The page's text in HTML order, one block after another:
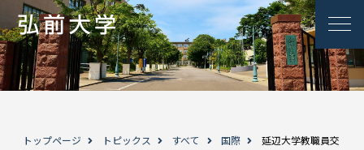
トップページ トピックス すべて 国際
延辺大学教職員交